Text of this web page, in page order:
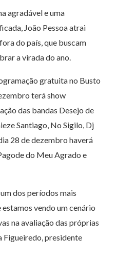
agradável e uma
João Pessoa atrai
do país, que buscam
a virada do ano.
gratuita no Busto
terá show
das bandas Desejo de
Santiago, No Sigilo, Dj
28 de dezembro haverá
do Meu Agrado e
dos períodos mais
vendo um cenário
na avaliação das próprias
Figueiredo, presidente